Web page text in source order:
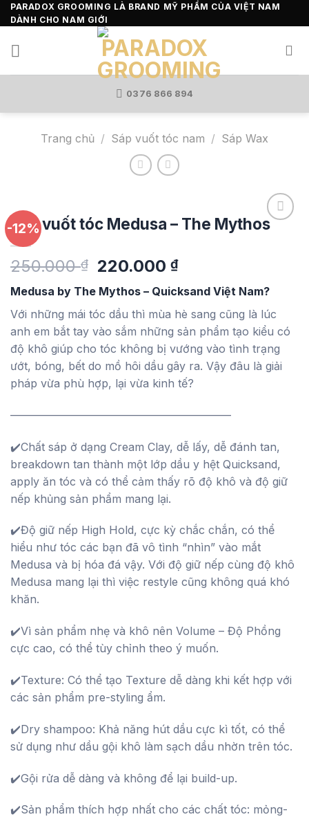
Skip
to
content
PARADOX GROOMING LÀ BRAND MỸ PHẨM CỦA VIỆT NAM
DÀNH CHO NAM GIỚI
0376 866 894
Trang chủ / Sáp vuốt tóc nam / Sáp Wax
-12%
Sáp vuốt tóc Medusa – The Mythos
250.000₫
Giá
gốc
là:
250.000 ₫.
220.000₫Giá
hiện
tại
là:
220.000 ₫.
Medusa by The Mythos – Quicksand Việt Nam?
Với những mái tóc dầu thì mùa hè sang cũng là lúc
anh em bắt tay vào sắm những sản phẩm tạo kiểu có
độ khô giúp cho tóc không bị vướng vào tình trạng
ướt, bóng, bết do mồ hôi dầu gây ra. Vậy đâu là giải
pháp vừa phù hợp, lại vừa kinh tế?
————————————————————
✔️Chất sáp ở dạng Cream Clay, dễ lấy, dễ đánh tan,
breakdown tan thành một lớp dầu y hệt Quicksand,
apply ăn tóc và có thể cảm thấy rõ độ khô và độ giữ
nếp khủng sản phẩm mang lại.
✔️Độ giữ nếp High Hold, cực kỳ chắc chắn, có thể
hiểu như tóc các bạn đã vô tình “nhìn” vào mắt
Medusa và bị hóa đá vậy. Với độ giữ nếp cùng độ khô
Medusa mang lại thì việc restyle cũng không quá khó
khăn.
✔️Vì sản phẩm nhẹ và khô nên Volume – Độ Phồng
cực cao, có thể tùy chỉnh theo ý muốn.
✔️Texture: Có thể tạo Texture dễ dàng khi kết hợp với
các sản phẩm pre-styling ẩm.
✔️Dry shampoo: Khả năng hút dầu cực kì tốt, có thể
sử dụng như dầu gội khô làm sạch dầu nhờn trên tóc.
✔️Gội rửa dễ dàng và không để lại build-up.
✔️Sản phẩm thích hợp nhất cho các chất tóc: mỏng-